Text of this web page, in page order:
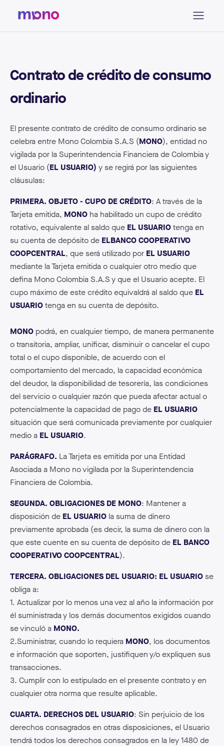
Contrato de crédito de consumo
ordinario
El presente contrato de crédito de consumo ordinario se
celebra entre Mono Colombia S.A.S (MONO), entidad no
vigilada por la Superintendencia Financiera de Colombia y
el Usuario (EL USUARIO) y se regirá por las siguientes
cláusulas:
PRIMERA. OBJETO - CUPO DE CRÉDITO: A través de la
Tarjeta emitida, MONO ha habilitado un cupo de crédito
rotativo, equivalente al saldo que EL USUARIOtenga en
su cuenta de depósito de ELBANCO COOPERATIVO
COOPCENTRAL, que será utilizado por EL USUARIO
mediante la Tarjeta emitida o cualquier otro medio que
defina Mono Colombia S.A.S y que el Usuario acepte. El
cupo máximo de este crédito equivaldrá al saldo que EL
USUARIOtenga en su cuenta de depósito.
MONO podrá, en cualquier tiempo, de manera permanente
o transitoria, ampliar, unificar, disminuir o cancelar el cupo
total o el cupo disponible, de acuerdo con el
comportamiento del mercado, la capacidad económica
del deudor, la disponibilidad de tesorería, las condiciones
del servicio o cualquier razón que pueda afectar actual o
potencialmente la capacidad de pago de EL USUARIO
situación que será comunicada previamente por cualquier
medio a EL USUARIO.
PARÁGRAFO. La Tarjeta es emitida por una Entidad
Asociada a Mono no vigilada por la Superintendencia
Financiera de Colombia.
SEGUNDA. OBLIGACIONES DE MONO: Mantener a
disposición de EL USUARIO la suma de dinero
previamente aprobada (es decir, la suma de dinero con la
que este cuente en su cuenta de depósito de EL BANCO
COOPERATIVO COOPCENTRAL).
TERCERA. OBLIGACIONES DEL USUARIO: EL USUARIOse
obliga a:
1. Actualizar por lo menos una vez al año la información por
él suministrada y los demás documentos exigidos cuando
se vinculó a MONO.
2.Suministrar, cuando lo requiera MONO, los documentos
e información que soporten, justifiquen y/o expliquen sus
transacciones.
3. Cumplir con lo estipulado en el presente contrato y en
cualquier otra norma que resulte aplicable.
CUARTA. DERECHOS DEL USUARIO: Sin perjuicio de los
derechos consagrados en otras disposiciones, el Usuario
tendrá todos los derechos consagrados en la ley 1480 de